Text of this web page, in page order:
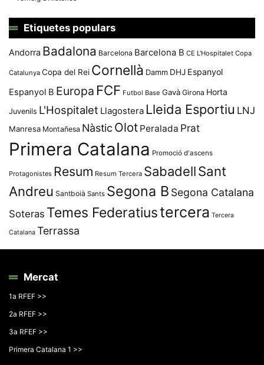
Etiquetes populars
Andorra Badalona Barcelona Barcelona B CE L'Hospitalet Copa
Catalunya Copa del Rei Cornellà Damm DHJ Espanyol
Espanyol B Europa FCF Futbol Base Gavà Girona Horta
Juvenils L'Hospitalet Llagostera Lleida Esportiu LNJ
Manresa Montañesa Nàstic Olot Peralada Prat
Primera Catalana Promoció d'ascens
Protagonistes Resum Resum Tercera SabadellSant
Andreu Santboià Sants Segona B Segona Catalana
Soteras Temes Federatiustercera Tercera
Catalana Terrassa
Mercat
1a RFEF >>
2a RFEF >>
3a RFEF >>
Primera Catalana 1 >>